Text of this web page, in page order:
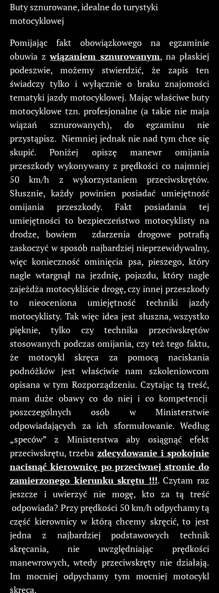
Buty sznurowane, idealne do turystyki
motocyklowej
Pomijając fakt obowiązkowego na egzaminie
obuwia związaniem sznurowanym, na płaskiej
podeszwie, możemy stwierdzić, że zapis ten
świadczy tylko i wyłącznie o braku znajomości
tematyki jazdy motocyklowej. Mając właściwe buty
motocyklowe tzn. profesjonalne (a takie nie maja
wiązań sznurowanych), do egzaminu nie
przystąpisz. Niemniej jednak nie nad tym chce się
skupić. Poniżej opiszę manewr omijania
przeszkody wykonywany z prędkości co najmniej
50 km/h z wykorzystaniem przeciwskrętów.
Słusznie, każdy powinien posiadać umiejętność
omijania przeszkody. Fakt posiadania tej
umiejętności to bezpieczeństwo motocyklisty na
drodze, bowiem zdarzenia drogowe potrafią
zaskoczyć w sposób najbardziej nieprzewidywalny,
więc konieczność ominięcia psa, pieszego, który
nagle wtargnął na jezdnię, pojazdu, który nagle
zajeżdża motocykliście drogę, czy innej przeszkody
to nieoceniona umiejętność techniki jazdy
motocyklisty. Tak więc idea jest słuszna, wszystko
pięknie, tylko czy technika przeciwskrętów
stosowanych podczas omijania, czy też tego faktu,
że motocykl skręca za pomocą naciskania
podnóżków jest właściwie nam szkoleniowcom
opisana w tym Rozporządzeniu. Czytając tą treść,
mam duże obawy co do niej i co kompetencji
poszczególnych osób w Ministerstwie
odpowiadających za ich sformułowanie. Według
„speców” z Ministerstwa aby osiągnąć efekt
przeciwskrętu, trzeba zdecydowanie i spokojnie
nacisnąć kierownicę po przeciwnej stronie do
zamierzonego kierunku skrętu !!!. Czytam raz
jeszcze i uwierzyć nie mogę, kto za tą treść
odpowiada? Przy prędkości 50 km/h odpychamy tą
część kierownicy w którą chcemy skręcić, to jest
jedna z najbardziej podstawowych technik
skręcania, nie uwzględniając prędkości
manewrowych, wtedy przeciwskręty nie działają.
Im mocniej odpychamy tym mocniej motocykl
skręca.